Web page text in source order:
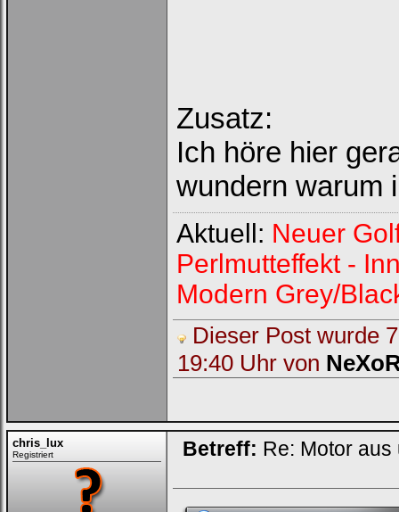
Zusatz:
Ich höre hier
wundern warum
Aktuell: Neuer
Perlmutteffekt -
Modern Grey/
Dieser Post wurde
19:40 Uhr von
chris_lux
Registriert Betreff: Re: Motor